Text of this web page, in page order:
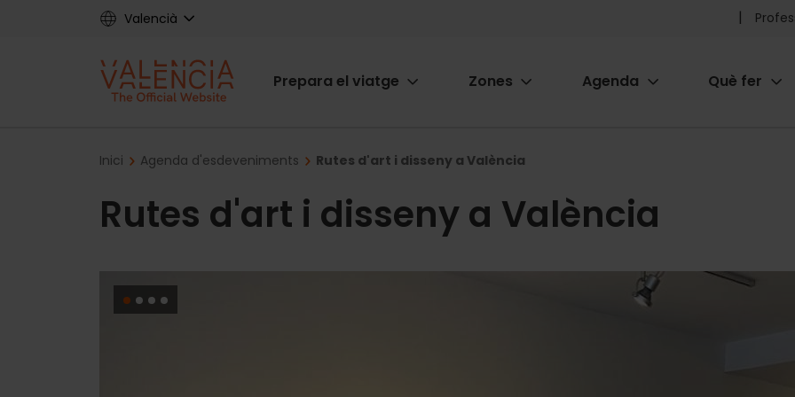
Valencià
Pre
Main
Prepara el viatge Zones Agenda Què fer
Breadcrumb
Inici Agenda d'esdeveniments Rutes d'art i disseny a València
Rutes d'art i disseny a València